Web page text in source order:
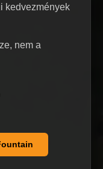
kedvezmények
nem a